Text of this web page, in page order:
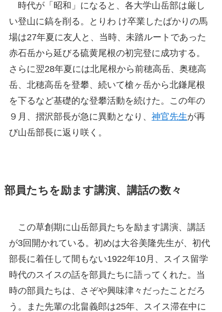
時代が「昭和」になると、各大学山岳部は厳し
い登山に鎬を削る。とりわ け卒業したばかりの馬
場は27年夏に友人と、当時、未踏ルートであった
赤石岳から延びる硫黄尾根の初完登に成功する。
さらに翌28年夏には北尾根から前穂高岳、奥穂高
岳、北穂高岳を登攀、続いて槍ヶ岳から北鎌尾根
を下るなど基礎的な登攀活動を続けた。この年の
９月、摺沢部長が急に異動となり、 神官先生が再
び山岳部長に返り咲く。
部員たちを励ます講演、講話の数々
この草創期に山岳部員たちを励ます講演、講話
が3回開かれている。初めは大谷美隆先生が、初代
部長に着任して間もない1922年10月、スイス留学
時代のスイスの話を部員たちに語ってくれた。当
時の部員たちは、さぞや興味津々だったことだろ
う。また先輩の北畠義郎は25年、スイス滞在中に